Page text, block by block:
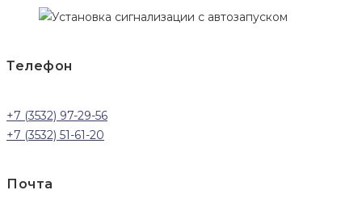
Телефон
+7 (3532) 97-29-56
+7 (3532) 51-61-20
Почта